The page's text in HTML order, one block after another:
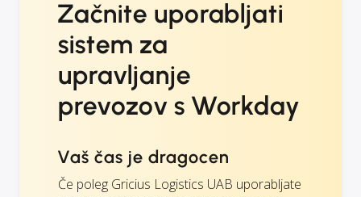
Začnite uporabljati
sistem za
upravljanje
prevozov s Workday
Vaš čas je dragocen
Če poleg Gricius Logistics UAB uporabljate